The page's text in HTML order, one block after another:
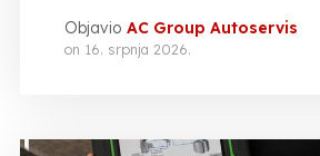
Objavio AC Group Autoservis
on 16. srpnja 2026.